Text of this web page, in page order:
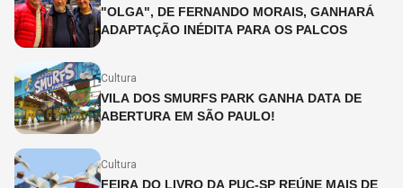
"OLGA", DE FERNANDO MORAIS, GANHARÁ
ADAPTAÇÃO INÉDITA PARA OS PALCOS
Cultura
VILA DOS SMURFS PARK GANHA DATA DE
ABERTURA EM SÃO PAULO!
Cultura
FEIRA DO LIVRO DA PUC-SP REÚNE MAIS DE